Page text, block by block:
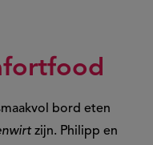
bord eten
zijn. Philipp en